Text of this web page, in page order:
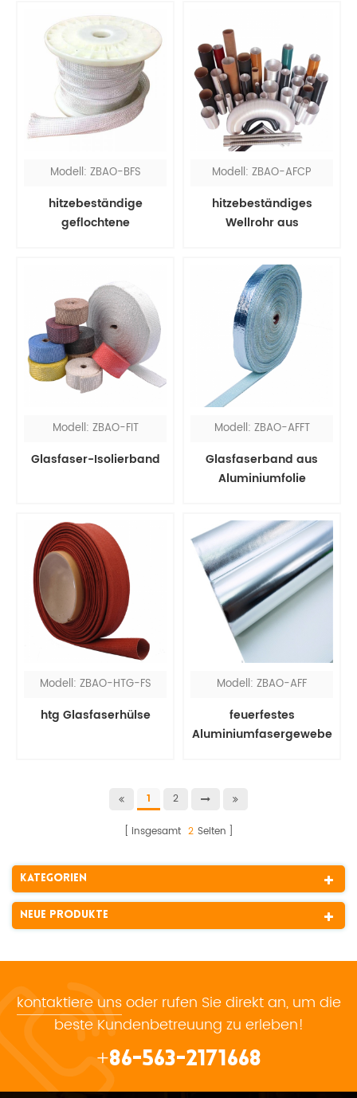
Modell: ZBAO-BFS
hitzebeständige
geflochtene
Modell: ZBAO-AFCP
hitzebeständiges
Wellrohr aus
Modell: ZBAO-FIT
Glasfaser-Isolierband
Modell: ZBAO-AFFT
Glasfaserband aus
Aluminiumfolie
Modell: ZBAO-HTG-FS
htg Glasfaserhülse
Modell: ZBAO-AFF
feuerfestes
Aluminiumfasergewebe
1 2
insgesamt 2 Seiten
Kategorien
Neue Produkte
kontaktiere unsoder rufen Sie direkt an, um die
beste Kundenbetreuung zu erleben!
+86-563-2171668